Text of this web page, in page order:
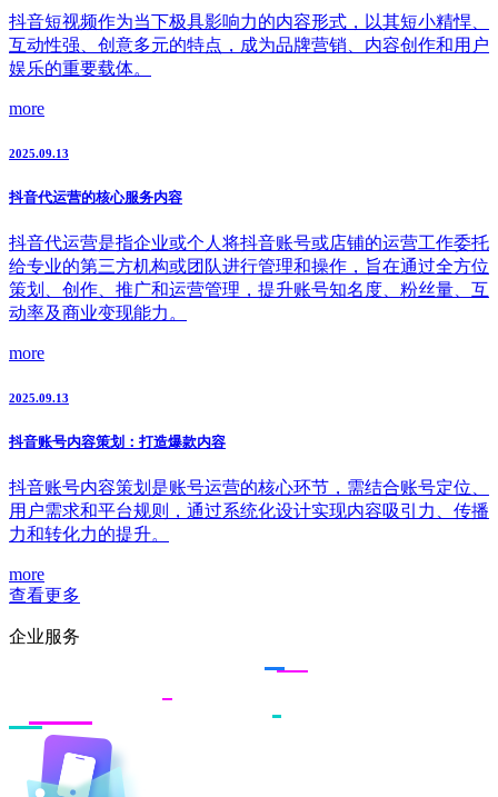
抖音短视频作为当下极具影响力的内容形式，以其短小精悍、
互动性强、创意多元的特点，成为品牌营销、内容创作和用户
娱乐的重要载体。
more
2025.09.13
抖音代运营的核心服务内容
抖音代运营是指企业或个人将抖音账号或店铺的运营工作委托
给专业的第三方机构或团队进行管理和操作，旨在通过全方位
策划、创作、推广和运营管理，提升账号知名度、粉丝量、互
动率及商业变现能力。
more
2025.09.13
抖音账号内容策划：打造爆款内容
抖音账号内容策划是账号运营的核心环节，需结合账号定位、
用户需求和平台规则，通过系统化设计实现内容吸引力、传播
力和转化力的提升。
more
查看更多
企业服务